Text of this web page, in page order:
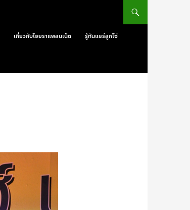
เกี่ยวกับไอยราแพลนเน็ต รู้ทันแชร์ลูกโซ่